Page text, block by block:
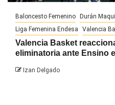
Baloncesto Femenino Durán
Liga Femenina Endesa
Valencia
Valencia Basket
eliminatoria ante Ensino
Izan Delgado